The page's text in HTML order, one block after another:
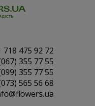
718 475 92 72
355 77 55
355 77 55
565 56 68